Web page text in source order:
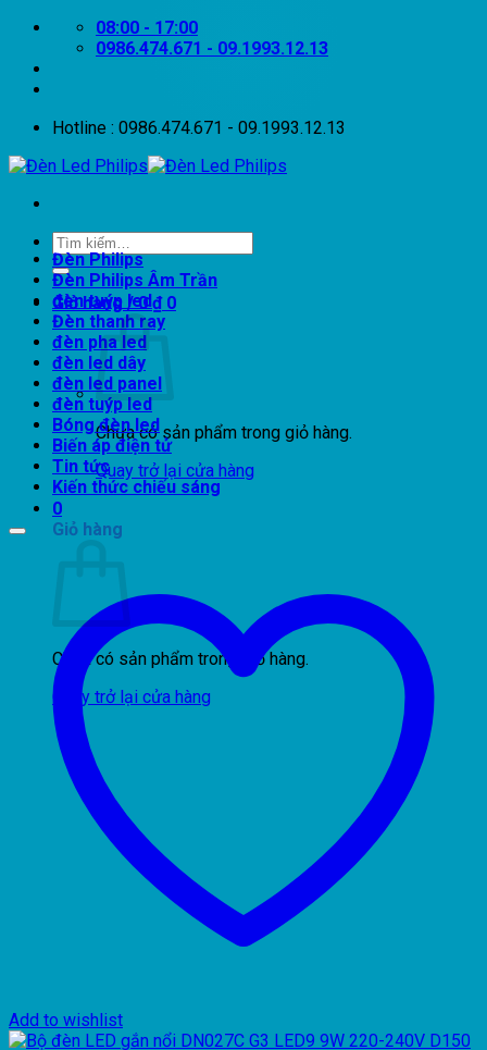
dung
08:00 - 17:00
0986.474.671 - 09.1993.12.13
Hotline : 0986.474.671 - 09.1993.12.13
Tìm
kiếm:
Giỏ hàng /0₫ 0
Chưa có sản phẩm trong giỏ hàng.
Quay trở lại cửa hàng
0
Giỏ hàng
Chưa có sản phẩm trong giỏ hàng.
Quay trở lại cửa hàng
Đèn Philips
Đèn Philips Âm Trần
đèn tuýp led
Đèn thanh ray
đèn pha led
đèn led dây
đèn led panel
đèn tuýp led
Bóng đèn led
Biến áp điện tử
Tin tức
Kiến thức chiếu sáng
Add to wishlist